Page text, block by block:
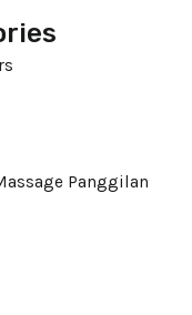
Panggilan